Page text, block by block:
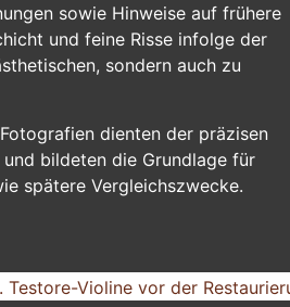
sowie Hinweise auf frühere
und feine Risse infolge der
sondern auch zu
dienten der präzisen
bildeten die Grundlage für
spätere Vergleichszwecke.